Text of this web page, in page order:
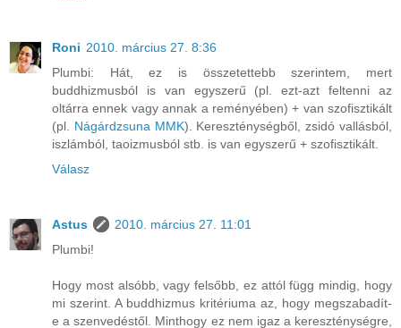
Roni 2010. március 27. 8:36
Plumbi: Hát, ez is összetettebb szerintem, mert
buddhizmusból is van egyszerű (pl. ezt-azt feltenni az
oltárra ennek vagy annak a reményében) + van szofisztikált
(pl. Nágárdzsuna MMK). Kereszténységből, zsidó vallásból,
iszlámból, taoizmusból stb. is van egyszerű + szofisztikált.
Válasz
Astus
2010. március 27. 11:01
Plumbi!
Hogy most alsóbb, vagy felsőbb, ez attól függ mindig, hogy
mi szerint. A buddhizmus kritériuma az, hogy megszabadít-
e a szenvedéstől. Minthogy ez nem igaz a kereszténységre,